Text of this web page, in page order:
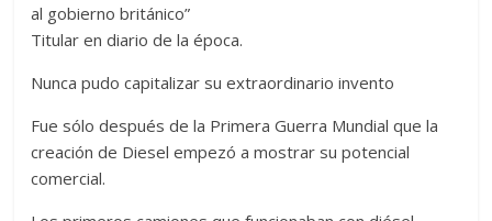
al gobierno británico”
Titular en diario de la época.
Nunca pudo capitalizar su extraordinario invento
Fue sólo después de la Primera Guerra Mundial que la
creación de Diesel empezó a mostrar su potencial
comercial.